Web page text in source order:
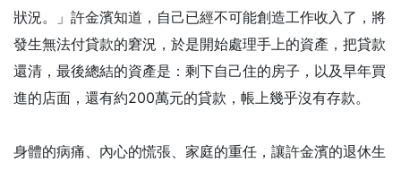
狀況。」許金濱知道，自己已經不可能創造工作收入了，將
發生無法付貸款的窘況，於是開始處理手上的資產，把貸款
還清，最後總結的資產是：剩下自己住的房子，以及早年買
進的店面，還有約200萬元的貸款，帳上幾乎沒有存款。
身體的病痛、內心的慌張、家庭的重任，讓許金濱的退休生